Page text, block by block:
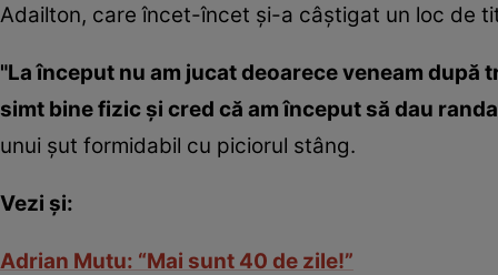
Adailton, care încet-încet şi-a câştigat un loc de
"La început nu am jucat deoarece veneam după
simt bine fizic şi cred că am început să dau
unui şut formidabil cu piciorul stâng.
Vezi şi:
Adrian Mutu: “Mai sunt 40 de zile!”